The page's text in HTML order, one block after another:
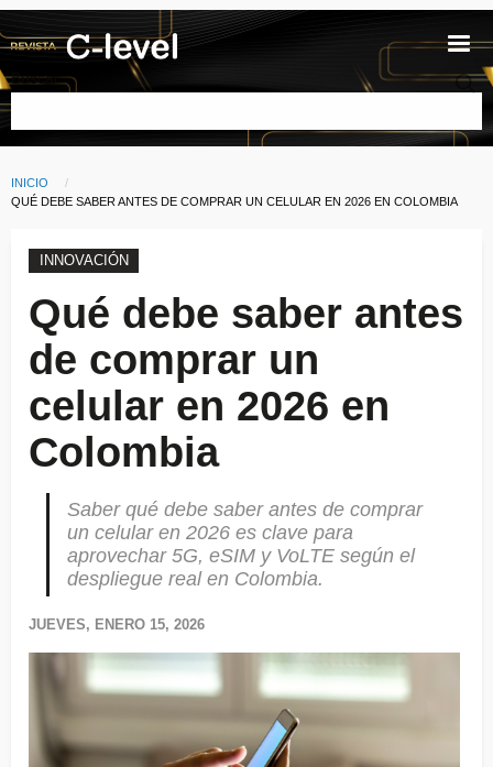
Pasar al contenido principal
Buscar
Ruta de navegación
INICIO
CURRENT:
QUÉ DEBE SABER ANTES DE COMPRAR UN CELULAR EN 2026 EN COLOMBIA
INNOVACIÓN
Qué debe saber antes
de comprar un
celular en 2026 en
Colombia
Saber qué debe saber antes de comprar
un celular en 2026 es clave para
aprovechar 5G, eSIM y VoLTE según el
despliegue real en Colombia.
JUEVES, ENERO 15, 2026